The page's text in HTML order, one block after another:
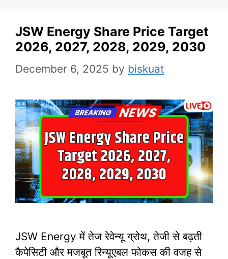
JSW Energy Share Price Target
2026, 2027, 2028, 2029, 2030
December 6, 2025 by biskuat
JSW Energy में तेज रेवेन्यू ग्रोथ, तेजी से बढ़ती
कैपेसिटी और मजबूत रिन्यूएबल फोकस की वजह से